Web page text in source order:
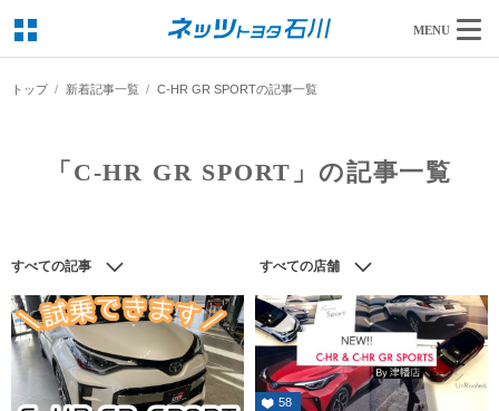
MENU
トップ 新着記事一覧 C-HR GR SPORTの記事一覧
「C-HR GR SPORT」の記事一覧
すべての記事 すべての店舗
58